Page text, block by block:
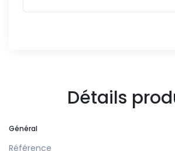
Détails
Général
Référence